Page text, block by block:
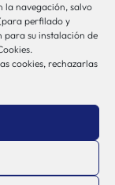
la navegación, salvo
perfilado y
para su instalación de
cookies, rechazarlas